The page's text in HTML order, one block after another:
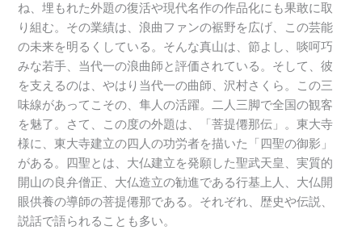
ね、埋もれた外題の復活や現代名作の作品化にも果敢に取
り組む。その業績は、浪曲ファンの裾野を広げ、この芸能
の未来を明るくしている。そんな真山は、節よし、啖呵巧
みな若手、当代一の浪曲師と評価されている。そして、彼
を支えるのは、やはり当代一の曲師、沢村さくら。この三
味線があってこその、隼人の活躍。二人三脚で全国の観客
を魅了。さて、この度の外題は、「菩提僊那伝」。東大寺
様に、東大寺建立の四人の功労者を描いた「四聖の御影」
がある。四聖とは、大仏建立を発願した聖武天皇、実質的
開山の良弁僧正、大仏造立の勧進である行基上人、大仏開
眼供養の導師の菩提僊那である。それぞれ、歴史や伝説、
説話で語られることも多い。